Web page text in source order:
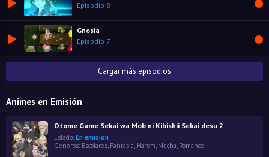
Episodio 8
Gnosia
Episodio 7
Cargar más episodios
Animes en Emisión
Otome Game Sekai wa Mob ni Kibishii Sekai desu 2
Estado: En emision
Géneros: Escolares, Fantasía, Harem, Mecha, Romance